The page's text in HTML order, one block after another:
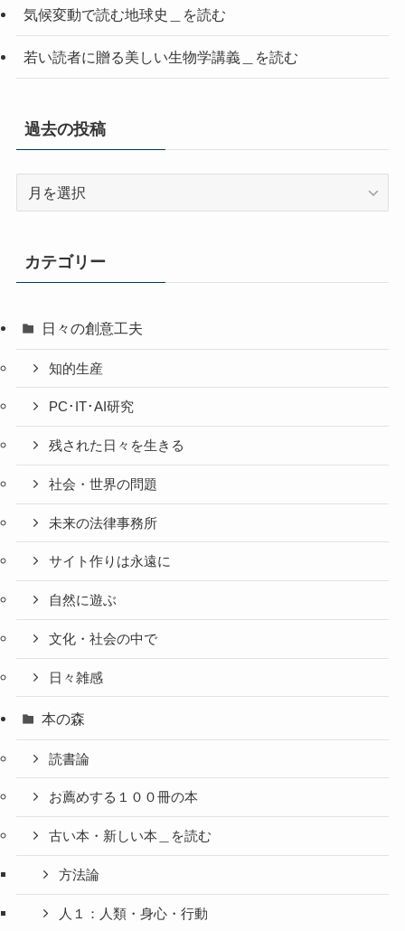
気候変動で読む地球史＿を読む
若い読者に贈る美しい生物学講義＿を読む
過去の投稿
稿
カテゴリー
日々の創意工夫
知的生産
PC･IT･AI研究
残された日々を生きる
社会・世界の問題
未来の法律事務所
サイト作りは永遠に
自然に遊ぶ
文化・社会の中で
日々雑感
本の森
読書論
お薦めする１００冊の本
古い本・新しい本＿を読む
方法論
人１：人類・身心・行動